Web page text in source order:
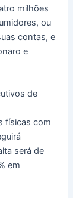
milhões
ou
contas, e
e
de
físicas com
será de
em